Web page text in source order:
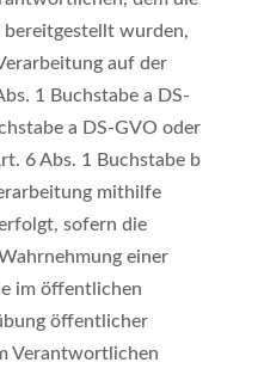
bereitgestellt wurden,
auf der
1 Buchstabe a DS-
a DS-GVO oder
6 Abs. 1 Buchstabe b
mithilfe
sofern die
einer
im öffentlichen
öffentlicher
Verantwortlichen